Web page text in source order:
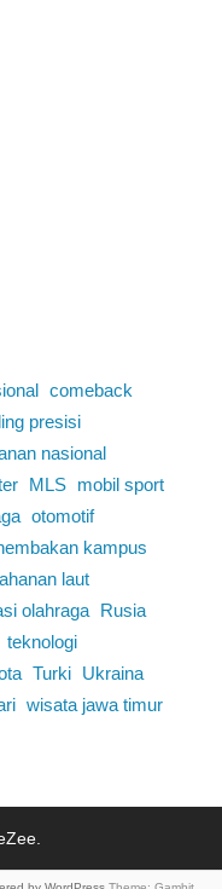
comeback
presisi
nasional
MLS
mobil sport
otomotif
kampus
laut
olahraga
Rusia
teknologi
Turki
Ukraina
wisata jawa timur